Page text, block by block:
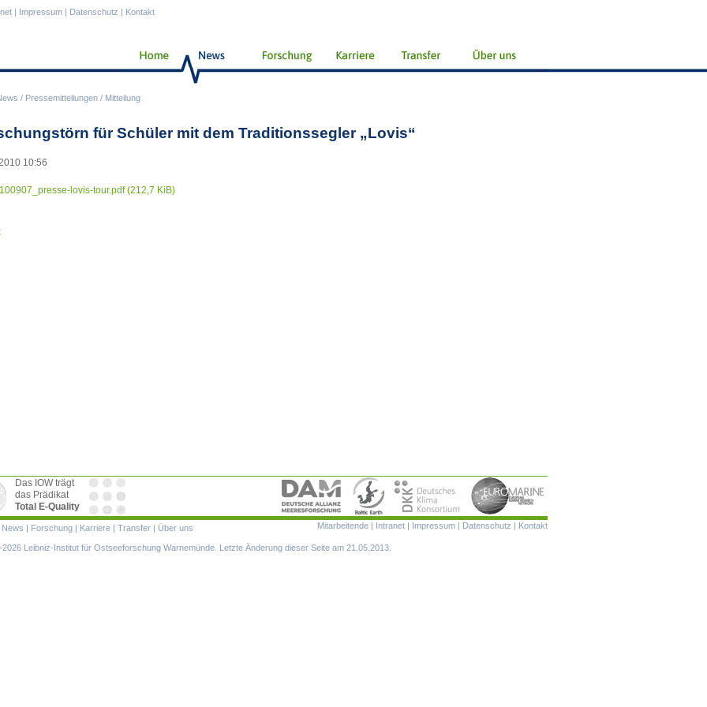
/ Pressemitteilungen / Mitteilung
| Impressum | Datenschutz | Kontakt
für Schüler mit dem Traditionssegler „Lovis“
10:56
lovis-tour.pdf(212,7 KiB)
Das IOW trägt
das Prädikat
Total E-Quality
Navigation
Mitarbeitende | Intranet | Impressum | Datenschutz | Kontakt
News | Forschung | Karriere | Transfer | Über uns
Leibniz-Institut für Ostseeforschung Warnemünde. Letzte Änderung dieser Seite am 21.05.2013.